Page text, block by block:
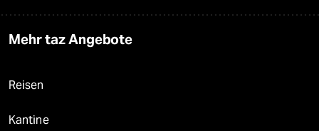
Mehr taz Angebote
Reisen
Kantine